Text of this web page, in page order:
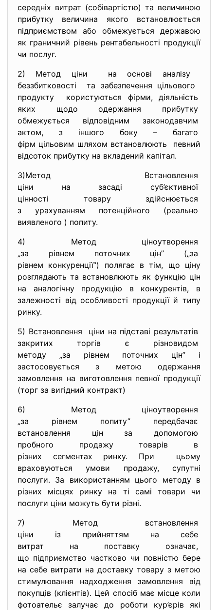
середніх витрат (собівартістю) та величиною
прибутку величина якого встановлюється
підприємством або обмежується державою
як граничний рівень рентабельності продукції
чи послуг.
2) Метод ціни на основі аналізу
беззбитковості та забезпечення цільового
продукту користуються фірми, діяльність
яких щодо одержання прибутку
обмежується відповідним законодавчим
актом, з іншого боку – багато
фірм цільовим шляхом встановлюють певний
відсоток прибутку на вкладений капітал.
3)Метод Встановлення
ціни на засаді суб’єктивної
цінності товару здійснюється
з урахуванням потенційного (реально
виявленого ) попиту.
4) Метод ціноутворення
„за рівнем поточних цін” („за
рівнем конкуренції”) полягає в тім, що ціну
розглядають та встановлюють як функцію цін
на аналогічну продукцію в конкурентів, в
залежності від особливості продукції й типу
ринку.
5) Встановлення ціни на підставі результатів
закритих торгів є різновидом
методу „за рівнем поточних цін” і
застосовується з метою одержання
замовлення на виготовлення певної продукції
(торг за вигідний контракт)
6) Метод ціноутворення
„за рівнем попиту” передбачає
встановлення цін за допомогою
пробного продажу товарів в
різних сегментах ринку. При цьому
враховуються умови продажу, супутні
послуги. За використанням цього методу в
різних місцях ринку на ті самі товари чи
послуги ціни можуть бути різні.
7) Метод встановлення
ціни із прийняттям на себе
витрат на поставку означає,
що підприємство частково чи повністю бере
на себе витрати на доставку товару з метою
стимулювання надходження замовлення від
покупців (клієнтів). Цей спосіб має місце коли
фотоательє залучає до роботи кур’єрів які